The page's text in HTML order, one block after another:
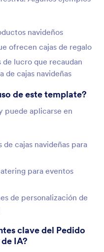
navideños
ofrecen cajas de regalo
lucro que recaudan
de cajas navideñas
de este template?
puede aplicarse en
cajas navideñas para
para eventos
de personalización de
clave del Pedido
IA?